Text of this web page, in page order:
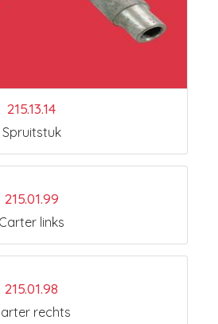
215.13.14
Spruitstuk
215.01.99
Carter links
215.01.98
rechts